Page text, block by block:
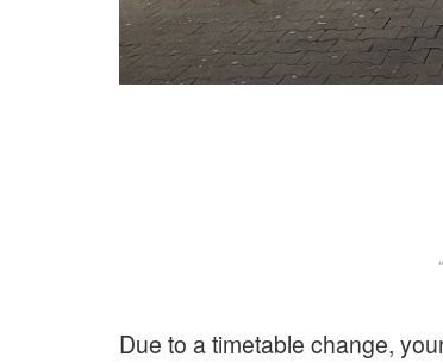
Due to a timetable change,